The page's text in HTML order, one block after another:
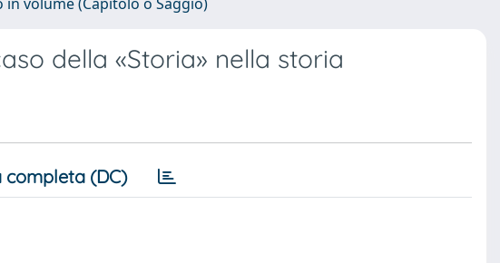
della «Storia» nella storia
completa (DC)